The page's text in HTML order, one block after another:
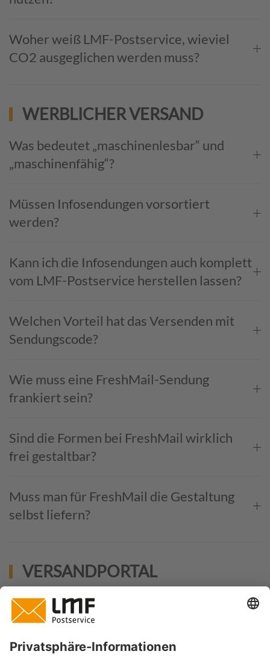
Woher weiß LMF-Postservice, wieviel
CO2 ausgeglichen werden muss?
WERBLICHER VERSAND
Was bedeutet „maschinenlesbar“ und
„maschinenfähig“?
Müssen Infosendungen vorsortiert
werden?
Kann ich die Infosendungen auch komplett
vom LMF-Postservice herstellen lassen?
Welchen Vorteil hat das Versenden mit
Sendungscode?
Wie muss eine FreshMail-Sendung
frankiert sein?
Sind die Formen bei FreshMail wirklich
frei gestaltbar?
Muss man für FreshMail die Gestaltung
selbst liefern?
VERSANDPORTAL
Wie kann ich auf das Versandportal
zugreifen?